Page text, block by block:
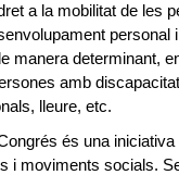
a la mobilitat de les
personal
manera determinant,
amb
lleure, etc.
és una
i moviments socials.